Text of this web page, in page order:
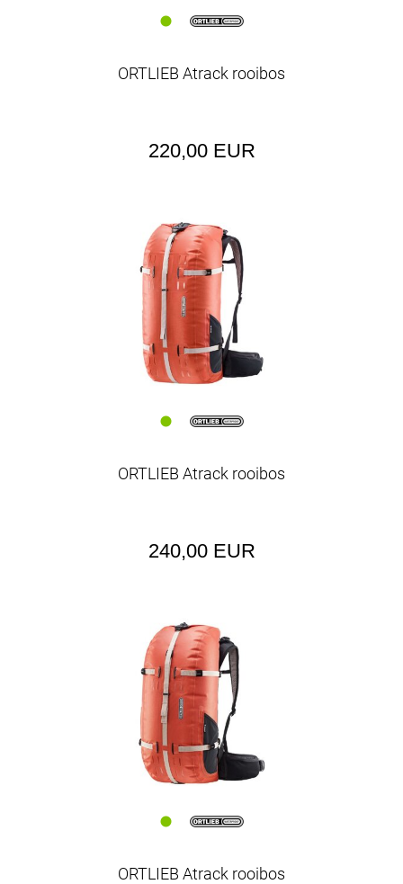
ORTLIEB Atrack rooibos
220,00 EUR
ORTLIEB Atrack rooibos
240,00 EUR
ORTLIEB Atrack rooibos